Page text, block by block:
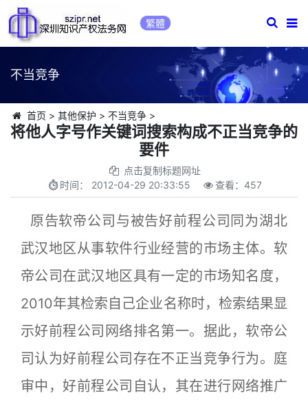
繁體
不当竞争
首页 > 其他保护 > 不当竞争>
将他人字号作关键词搜索构成不正当竞争的
要件
点击复制标题网址
时间： 2012-04-29 20:33:55 查看： 457
原告软帝公司与被告好前程公司同为湖北
武汉地区从事软件行业经营的市场主体。软
帝公司在武汉地区具有一定的市场知名度，
2010年其检索自己企业名称时，检索结果显
示好前程公司网络排名第一。据此，软帝公
司认为好前程公司存在不正当竞争行为。庭
审中，好前程公司自认，其在进行网络推广